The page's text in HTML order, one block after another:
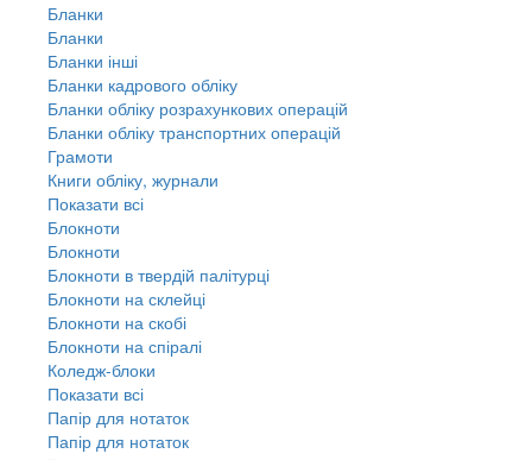
Бланки
Бланки
Бланки інші
Бланки кадрового обліку
Бланки обліку розрахункових операцій
Бланки обліку транспортних операцій
Грамоти
Книги обліку, журнали
Показати всі
Блокноти
Блокноти
Блокноти в твердій палітурці
Блокноти на склейці
Блокноти на скобі
Блокноти на спіралі
Коледж-блоки
Показати всі
Папір для нотаток
Папір для нотаток